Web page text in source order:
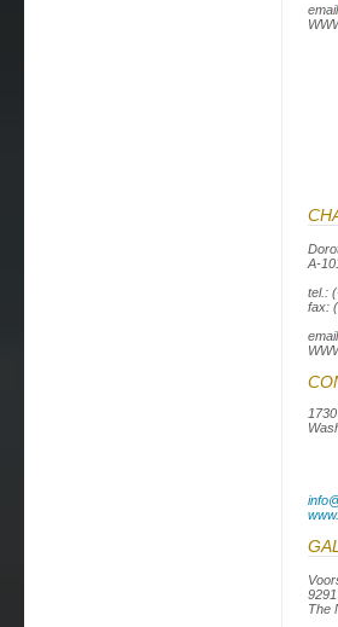
A-
tel.:
fax:
The